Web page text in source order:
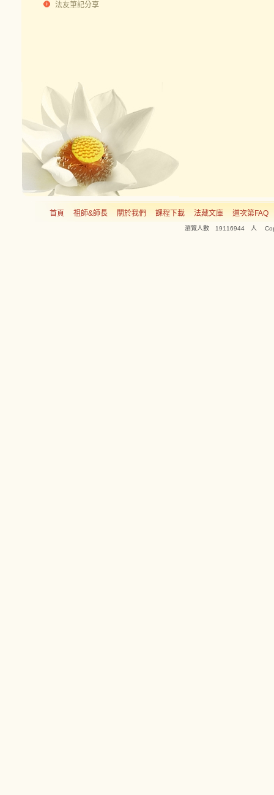
法友筆記分享
首頁 祖師&師長 關於我們 課程下載 法藏文庫 道次第FAQ
瀏覽人數 19116944 人